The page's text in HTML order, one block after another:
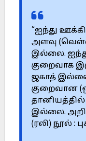
“ஐந்து
அளவு
இல்லை.
குறைவாக
ஜகாத்
குறைவான
இல்லை.
(ரலி) நூல் :